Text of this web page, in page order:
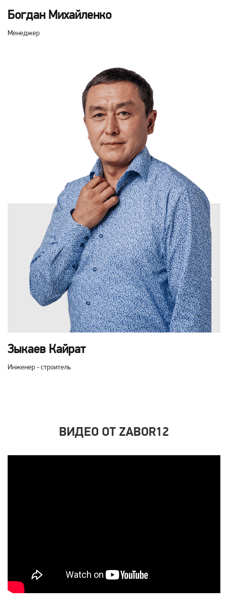
Богдан Михайленко
Менеджер
Зыкаев Кайрат
Инженер - строитель
ВИДЕО ОТ ZABOR12